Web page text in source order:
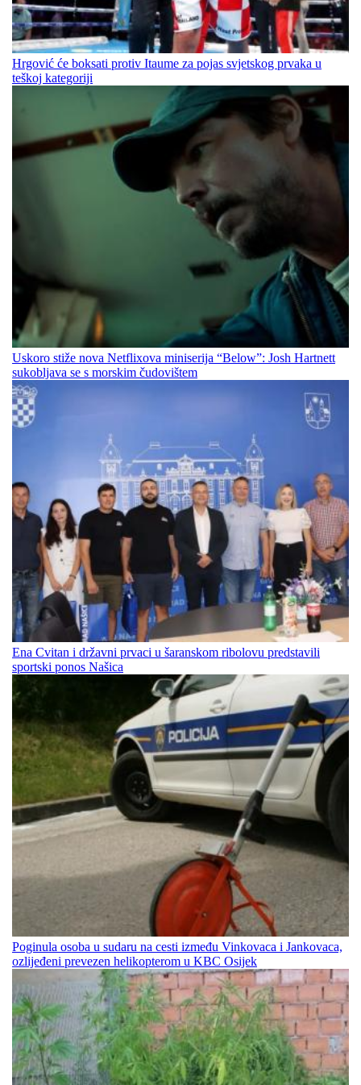
Hrgović će boksati protiv Itaume za pojas svjetskog prvaka u
teškoj kategoriji
Uskoro stiže nova Netflixova miniserija “Below”: Josh Hartnett
sukobljava se s morskim čudovištem
Ena Cvitan i državni prvaci u šaranskom ribolovu predstavili
sportski ponos Našica
Poginula osoba u sudaru na cesti između Vinkovaca i Jankovaca,
ozlijeđeni prevezen helikopterom u KBC Osijek